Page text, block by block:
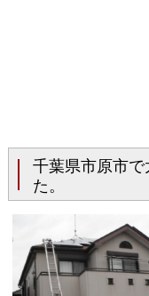
千葉県市原市
た。